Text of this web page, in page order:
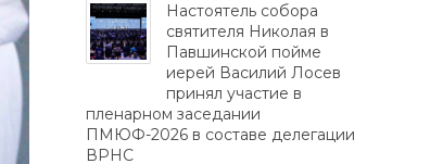
Настоятель собора
святителя Николая в
Павшинской пойме
иерей Василий Лосев
принял участие в
пленарном заседании
ПМЮФ-2026 в составе делегации
ВРНС